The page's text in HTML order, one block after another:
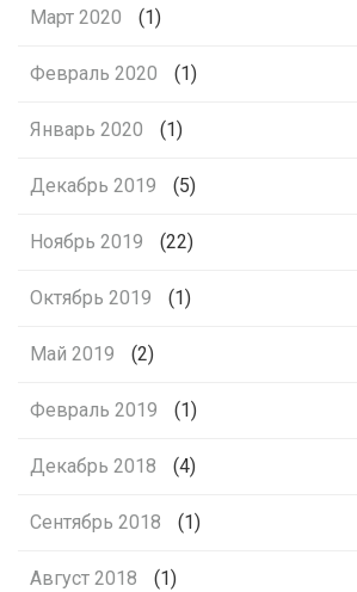
Март 2020 (1)
Февраль 2020 (1)
Январь 2020 (1)
Декабрь 2019 (5)
Ноябрь 2019 (22)
Октябрь 2019 (1)
Май 2019 (2)
Февраль 2019 (1)
Декабрь 2018 (4)
Сентябрь 2018 (1)
Август 2018 (1)